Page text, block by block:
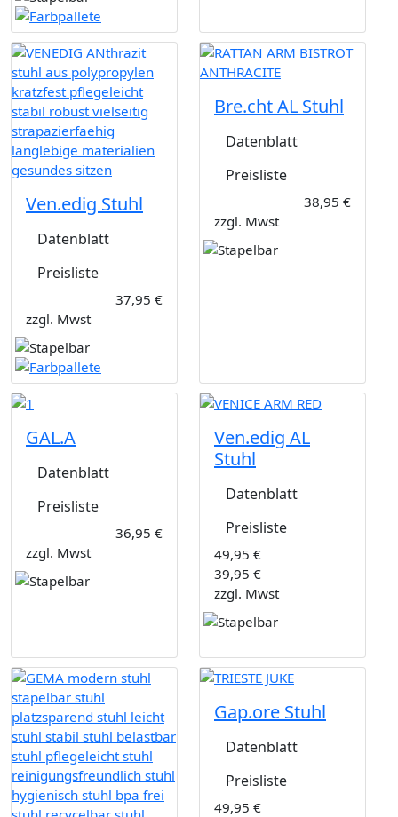
Ven.edig Stuhl
Datenblatt
Preisliste
37,95 €
zzgl. Mwst
Bre.cht AL Stuhl
Datenblatt
Preisliste
38,95 €
zzgl. Mwst
GAL.A
Datenblatt
Preisliste
36,95 €
zzgl. Mwst
Ven.edig AL
Stuhl
Datenblatt
Preisliste
49,95 €
39,95 €
zzgl. Mwst
Gap.ore Stuhl
Datenblatt
Preisliste
49,95 €